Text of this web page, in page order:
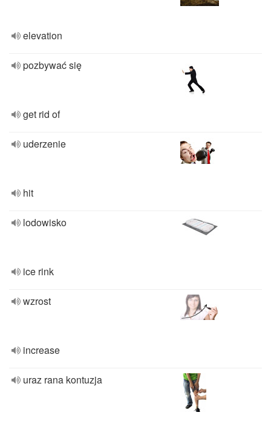
elevation
pozbywać się
get rid of
uderzenie
hit
lodowisko
ice rink
wzrost
increase
uraz rana kontuzja